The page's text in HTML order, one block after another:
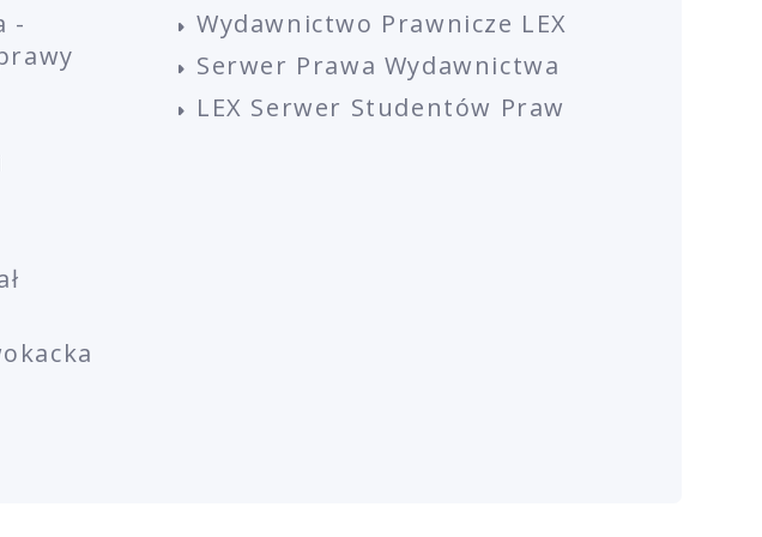
-
Wydawnictwo Prawnicze LEX
Serwer Prawa Wydawnictwa
LEX Serwer Studentów Praw